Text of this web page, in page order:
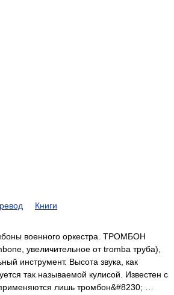
Книги
военного оркестра. ТРОМБОН
увеличительное от tromba труба),
инструмент. Высота звука, как
так называемой кулисой. Известен с
лишь тромбон&#8230; …